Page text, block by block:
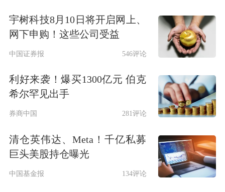
方近日威胁对关键软件进行出口管制，
这有望加速我国工业软件与基础软件国
产化进程。二是，刚刚过去的周
末，“商务部公告附件首次改为wps格
式”词条登上微博热搜，引发网友热
议。
天风证券表示，在全球科技竞争与供应
链安全要求提升的背景下，关键基础软
宇树科技8月10日将开启网上、
网下申购！这些公司受益
中国证券报 546评论
利好来袭！爆买1300亿元 伯克
希尔罕见出手
券商中国 281评论
清仓英伟达、Meta！千亿私募
巨头美股持仓曝光
中国基金报 134评论